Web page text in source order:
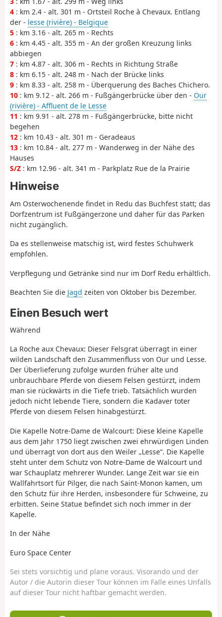
4 : km 2.4 - alt. 301 m - Ortsteil Roche à Chevaux. Entlang
der - lesse (rivière) - Belgique
5 : km 3.16 - alt. 265 m - Rechts
6 : km 4.45 - alt. 355 m - An der großen Kreuzung links
abbiegen
7 : km 4.87 - alt. 306 m - Rechts in Richtung Straße
8 : km 6.15 - alt. 248 m - Nach der Brücke links
9 : km 8.33 - alt. 258 m - Überquerung des Baches Chichero.
10 : km 9.12 - alt. 266 m - Fußgängerbrücke über den - Our
(rivière) - Affluent de le Lesse
11 : km 9.91 - alt. 278 m - Fußgängerbrücke, bitte nicht
begehen
12 : km 10.43 - alt. 301 m - Geradeaus
13 : km 10.84 - alt. 277 m - Wanderweg in der Nähe des
Hauses
S/Z : km 12.96 - alt. 341 m - Parkplatz Rue de la Prairie
Hinweise
Am Osterwochenende findet in Redu das Buchfest statt; das
Dorfzentrum ist Fußgängerzone und daher für das Parken
nicht zugänglich.
Da es stellenweise matschig ist, wird festes Schuhwerk
empfohlen.
Verpflegung und Getränke sind nur im Dorf Redu erhältlich.
Beachten Sie die Jagd zeiten von Oktober bis Dezember.
Einen Besuch wert
Während
La Roche aux Chevaux: Dieser Felsgrat überragt in einer
wilden Landschaft den Zusammenfluss von Our und Lesse.
Der Überlieferung zufolge wurden früher alte und
unbrauchbare Pferde von diesem Felsen gestürzt, indem
man sie rückwärts in die Tiefe trieb. Tatsächlich wurden
jedoch nicht lebende Tiere, sondern die Kadaver toter
Pferde von diesem Felsen hinabgestürzt.
Die Kapelle Notre-Dame de Walcourt: Diese kleine Kapelle
aus dem Jahr 1750 liegt zwischen zwei ehrwürdigen Linden
und überragt von dort aus den Weiler „Lesse“. Die Kapelle
steht unter dem Schutz von Notre-Dame de Walcourt und
war Schauplatz mehrerer Wunder. Lange Zeit war sie ein
Wallfahrtsort für Pilger, die nach Saint-Monon kamen, um
den Schutz für ihre Herden, insbesondere für Schweine, zu
erbitten. Seine Statue befindet sich noch immer in der
Kapelle.
In der Nähe
Euro Space Center
Sei stets vorsichtig und plane voraus. Visorando und der
Autor / die Autorin dieser Tour können im Falle eines Unfalls
auf dieser Tour nicht haftbar gemacht werden.